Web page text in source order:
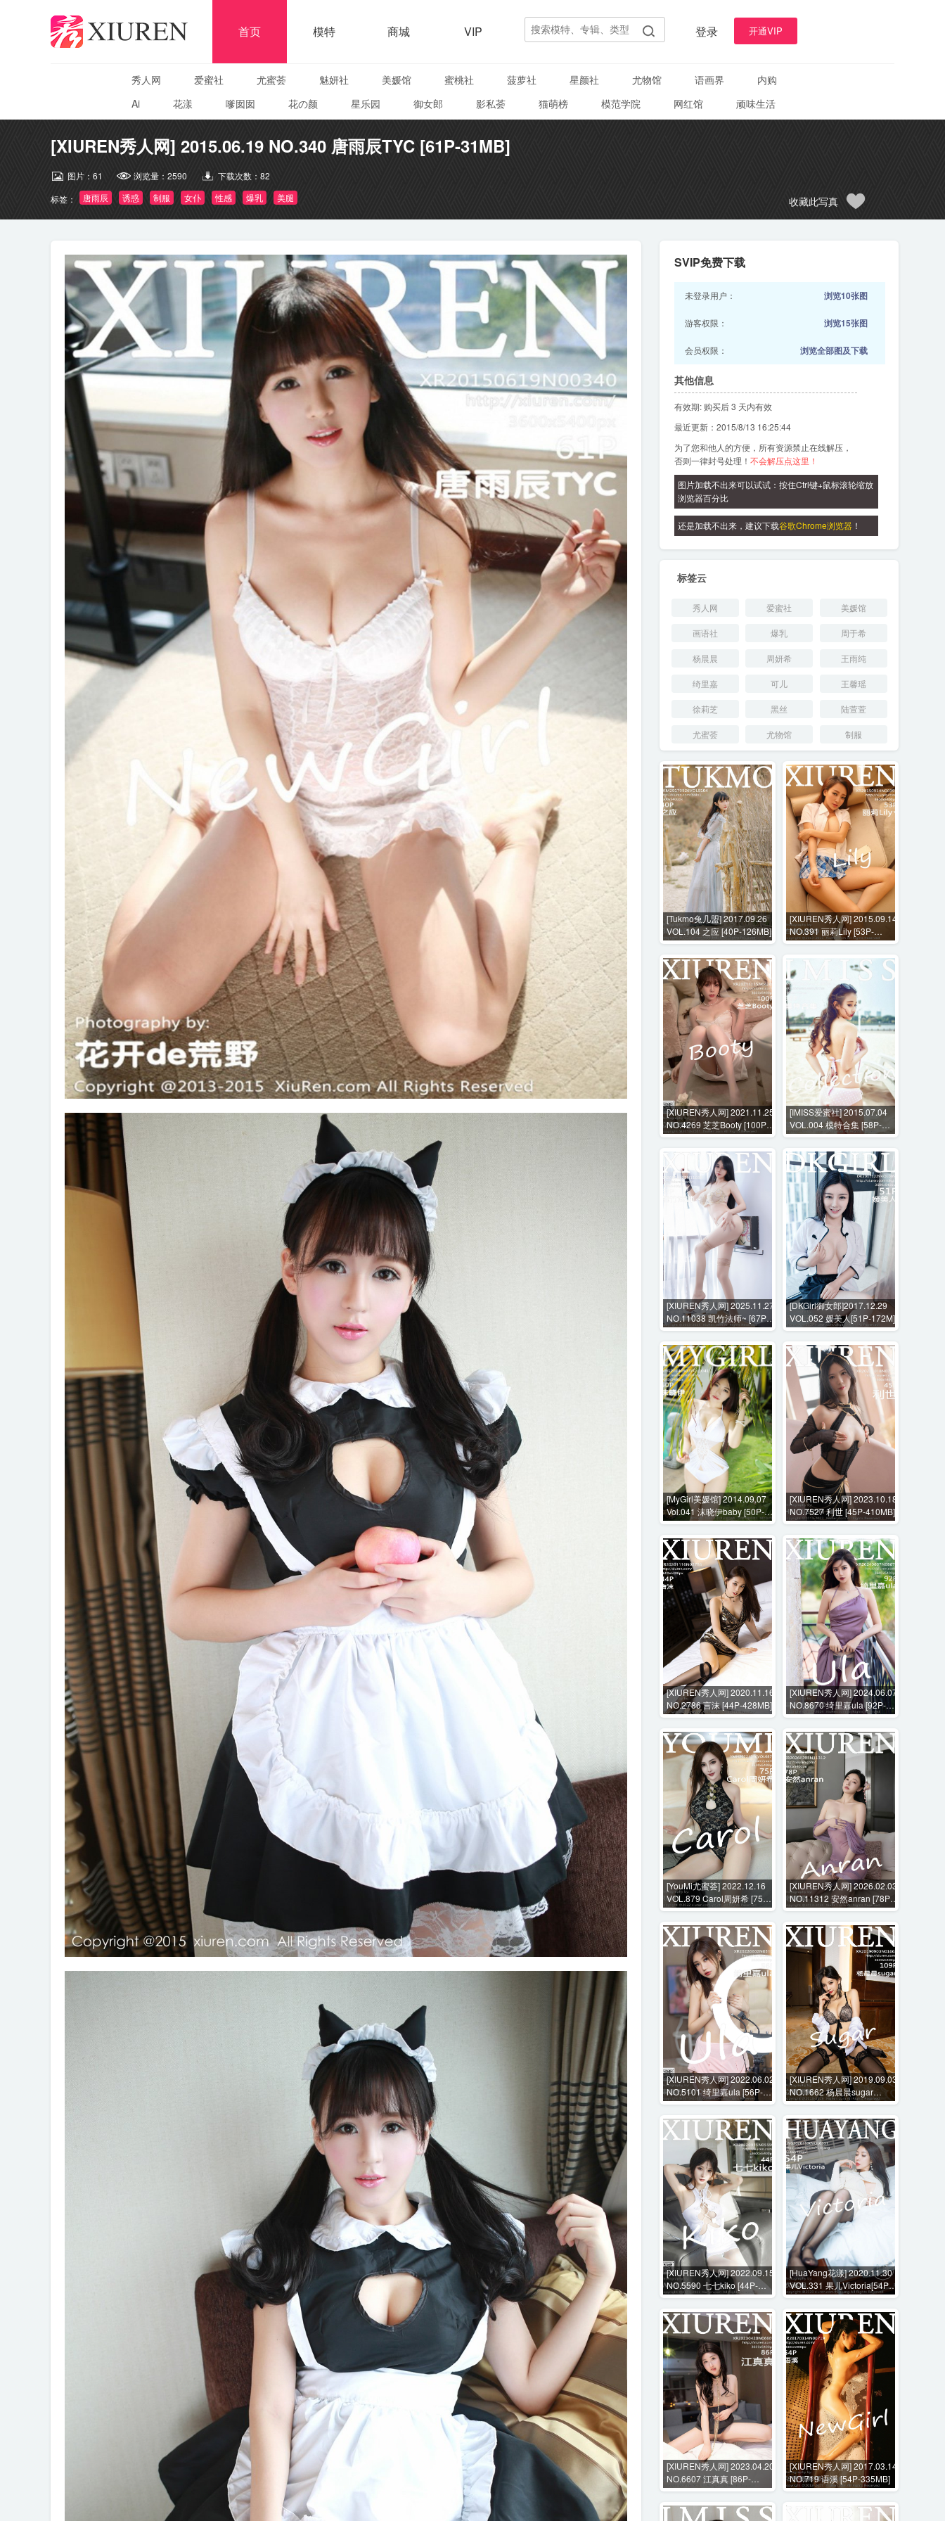
首页 模特 商城 VIP 登录 开通VIP
秀人网 爱蜜社 尤蜜荟 魅妍社 美媛馆 蜜桃社 菠萝社 星颜社 尤物馆 语画界
内购
Ai
花漾 嗲囡囡 花の颜 星乐园 御女郎 影私荟 猫萌榜 模范学院 网红馆 顽味生活
[XIUREN秀人网] 2015.06.19 NO.340 唐雨辰TYC [61P-31MB]
图片： 61 浏览量： 2590 下载次数： 82
标签：
唐雨辰 诱惑 制服 女仆 性感 爆乳 美腿 收藏此写真
SVIP免费下载
未登录用户： 浏览10张图
游客权限： 浏览15张图
会员权限： 浏览全部图及下载
其他信息
有效期: 购买后 3 天内有效
最近更新：2015/8/13 16:25:44
为了您和他人的方便，所有资源禁止在线解压，
否则一律封号处理！ 不会解压点这里！
图片加载不出来可以试试：按住Ctrl键+鼠标滚轮缩放
浏览器百分比
还是加载不出来，建议下载谷歌Chrome浏览器 ！
标签云
秀人网 爱蜜社 美媛馆
画语社 爆乳 周于希
杨晨晨 周妍希 王雨纯
绮里嘉 可儿 王馨瑶
徐莉芝 黑丝 陆萱萱
尤蜜荟 尤物馆 制服
[Tukmo兔几盟] 2017.09.26
VOL.104 之应 [40P-126MB]
[XIUREN秀人网] 2015.09.14
NO.391 丽莉Lily [53P-
230MB]
[XIUREN秀人网] 2021.11.25
NO.4269 芝芝Booty [100P-
720MB]
[IMISS爱蜜社] 2015.07.04
VOL.004 模特合集 [58P-
92MB]
[XIUREN秀人网] 2025.11.27
NO.11038 凯竹法师~ [67P-
690MB]
[DKGirl御女郎]2017.12.29
VOL.052 媛美人[51P-172M]
[MyGirl美媛馆] 2014.09.07
Vol.041 沫晓伊baby [50P-
199MB]
[XIUREN秀人网] 2023.10.18
NO.7527 利世 [45P-410MB]
[XIUREN秀人网] 2020.11.16
NO.2786 言沫 [44P-428MB]
[XIUREN秀人网] 2024.06.07
NO.8670 绮里嘉ula [92P-
982MB]
[YouMi尤蜜荟] 2022.12.16
VOL.879 Carol周妍希 [75P-
568MB]
[XIUREN秀人网] 2026.02.03
NO.11312 安然anran [78P-
1142MB]
[XIUREN秀人网] 2022.06.02
NO.5101 绮里嘉ula [56P-
472MB]
[XIUREN秀人网] 2019.09.03
NO.1662 杨晨晨sugar
[109P-315MB]
[XIUREN秀人网] 2022.09.15
NO.5590 七七kiko [44P-
369MB]
[HuaYang花漾] 2020.11.30
VOL.331 果儿Victoria[54P-
598MB]
[XIUREN秀人网] 2023.04.20
NO.6607 江真真 [86P-
807MB]
[XIUREN秀人网] 2017.03.14
NO.719 语溪 [54P-335MB]